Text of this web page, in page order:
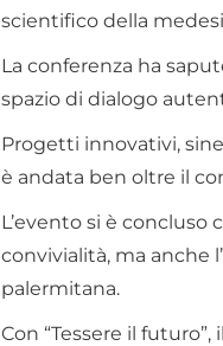
scientifico della
La conferenza ha
spazio di dialogo
Progetti innovativi,
è andata ben oltre il
L’evento si è
convivialità, ma anche
palermitana.
Con “Tessere il